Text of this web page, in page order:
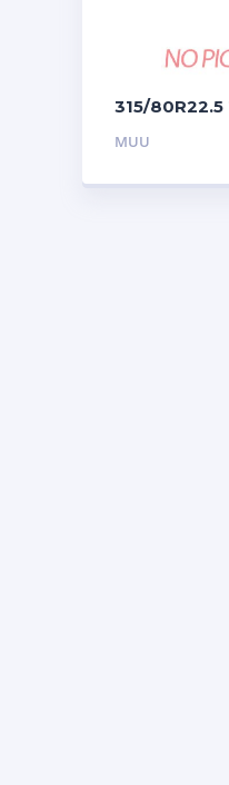
315/80R22.5
MUU